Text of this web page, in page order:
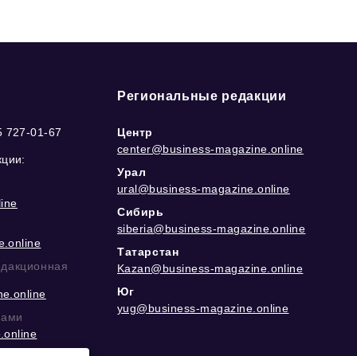
727-01-67
Региональные редакции
Центр
center@business-magazine.online
Урал
ural@business-magazine.online
Сибирь
siberia@business-magazine.online
Татарстан
Kazan@business-magazine.online
Юг
yug@business-magazine.online